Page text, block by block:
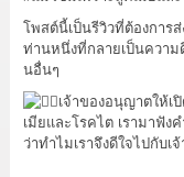
โพสต์นี้เป็นรีวิวที่ต้องการ
ท่านหนึ่งที่กลายเป็นความ
นอื่นๆ
เจ้าของอนุญาตให้เ
เมียและโรคไตเรามาฟัง
ว่าทำไมเราจึงดีใจไปกับ